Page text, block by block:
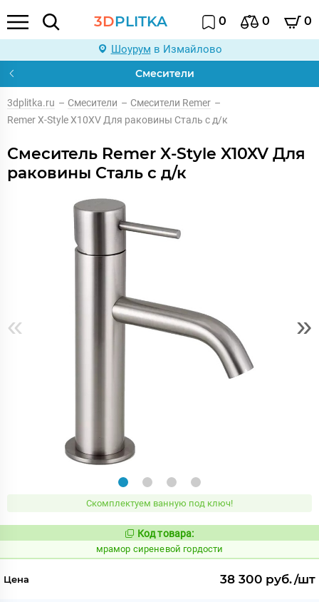
3DPLITKA 0 0 0
Шоурум в Измайлово
Смесители
3dplitka.ru – Смесители – Смесители Remer –
Remer X-Style X10XV Для раковины Сталь с д/к
Смеситель Remer X-Style X10XV Для
раковины Сталь с д/к
« »
Скомплектуем ванную под ключ!
Код:
1073268
Код товара:
мрамор сиреневой гордости
Цена 38 300 руб./шт